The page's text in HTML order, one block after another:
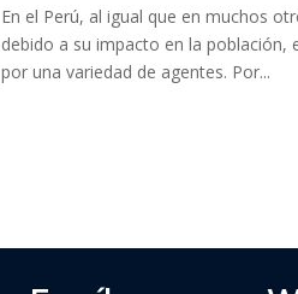
En el Perú, al igual que en muchos
debido a su impacto en la población,
por una variedad de agentes. Por...